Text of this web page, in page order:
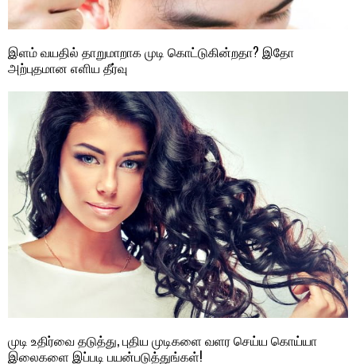
இளம் வயதில் தாறுமாறாக முடி கொட்டுகின்றதா? இதோ
அற்புதமான எளிய தீர்வு
முடி உதிர்வை தடுத்து, புதிய முடிகளை வளர செய்ய கொய்யா
இலைகளை இப்படி பயன்படுத்துங்கள்!